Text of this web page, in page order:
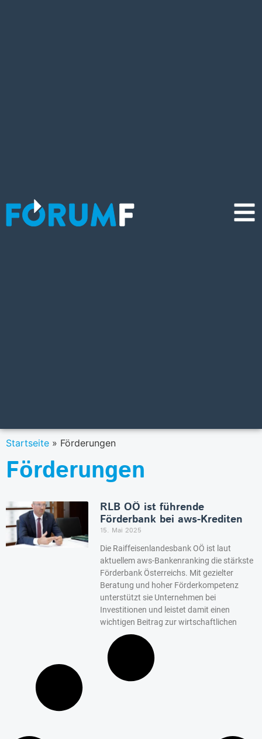
Startseite » Förderungen
Förderungen
RLB OÖ ist führende
Förderbank bei aws-Krediten
15. Mai 2025
Die Raiffeisenlandesbank OÖ ist laut
aktuellem aws-Bankenranking die stärkste
Förderbank Österreichs. Mit gezielter
Beratung und hoher Förderkompetenz
unterstützt sie Unternehmen bei
Investitionen und leistet damit einen
wichtigen Beitrag zur wirtschaftlichen